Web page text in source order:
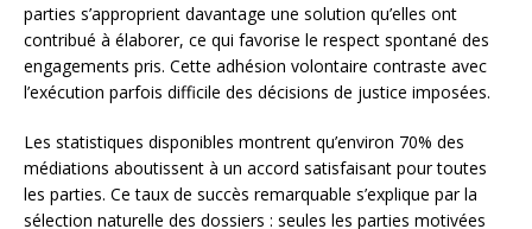
parties s’approprient davantage une solution qu’elles ont
contribué à élaborer, ce qui favorise le respect spontané des
engagements pris. Cette adhésion volontaire contraste avec
l’exécution parfois difficile des décisions de justice imposées.
Les statistiques disponibles montrent qu’environ 70% des
médiations aboutissent à un accord satisfaisant pour toutes
les parties. Ce taux de succès remarquable s’explique par la
sélection naturelle des dossiers : seules les parties motivées